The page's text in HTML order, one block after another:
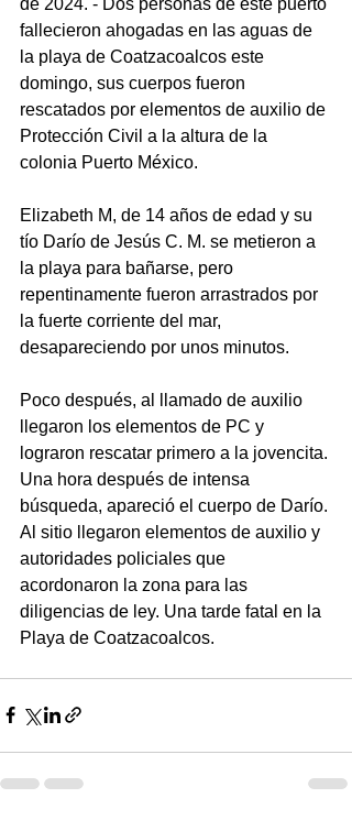
fallecieron ahogadas en las aguas de
la playa de Coatzacoalcos este
domingo, sus cuerpos fueron
rescatados por elementos de auxilio de
Protección Civil a la altura de la
colonia Puerto México.
Elizabeth M, de 14 años de edad y su
tío Darío de Jesús C. M. se metieron a
la playa para bañarse, pero
repentinamente fueron arrastrados por
la fuerte corriente del mar,
desapareciendo por unos minutos.
Poco después, al llamado de auxilio
llegaron los elementos de PC y
lograron rescatar primero a la jovencita.
Una hora después de intensa
búsqueda, apareció el cuerpo de Darío.
Al sitio llegaron elementos de auxilio y
autoridades policiales que
acordonaron la zona para las
diligencias de ley. Una tarde fatal en la
Playa de Coatzacoalcos.